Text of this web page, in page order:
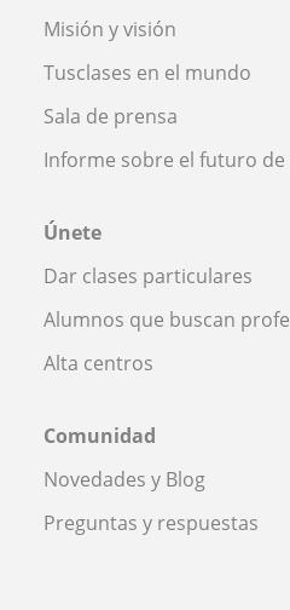
Misión y visión
Tusclases en el mundo
Sala de prensa
Informe sobre el futuro de
Únete
Dar clases particulares
Alumnos que buscan
Alta centros
Comunidad
Novedades y Blog
Preguntas y respuestas